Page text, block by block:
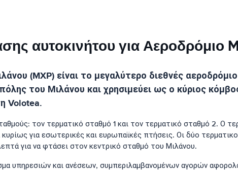
αυτοκινήτου για Αεροδρόμιο
(MXP) είναι το μεγαλύτερο διεθνές
του Μιλάνου και χρησιμεύει ως ο κύριος
Volotea.
τον τερματικό σταθμό 1 και τον τερματικό σταθμό 2. Ο
για εσωτερικές και ευρωπαϊκές πτήσεις. Οι δύο
για να φτάσει στον κεντρικό σταθμό του Μιλάνου.
υπηρεσιών και ανέσεων, συμπεριλαμβανομένων αγορών